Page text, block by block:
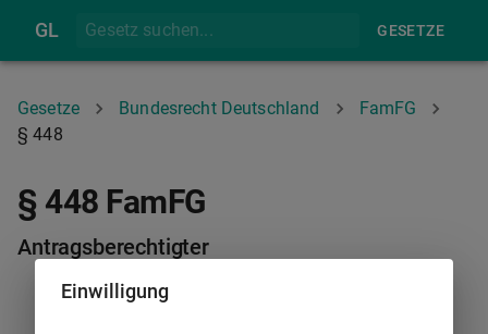
GL GESETZE
Gesetze Bundesrecht Deutschland
FamFG
§ 448
§ 448 FamFG
Antragsberechtigter
Einwilligung